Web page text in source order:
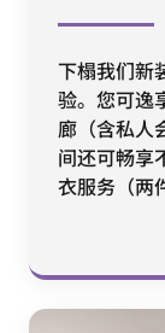
下榻我们新
验。您可逸
廊（含私人
间还可畅享
衣服务（两